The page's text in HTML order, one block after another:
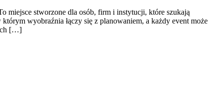
miejsce stworzone dla osób, firm i instytucji, które szukają
wyobraźnia łączy się z planowaniem, a każdy event może
[…]